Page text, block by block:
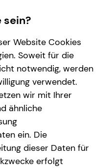
sein?
Website Cookies
Soweit für die
notwendig, werden
verwendet.
wir mit Ihrer
ähnliche
ein. Die
dieser Daten für
erfolgt